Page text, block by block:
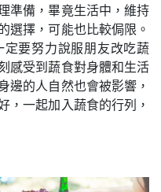
準備，畢竟生活中，維持
選擇，可能也比較侷限。
要努力說服朋友改吃蔬
感受到蔬食對身體和生活
邊的人自然也會被影響，
，一起加入蔬食的行列，